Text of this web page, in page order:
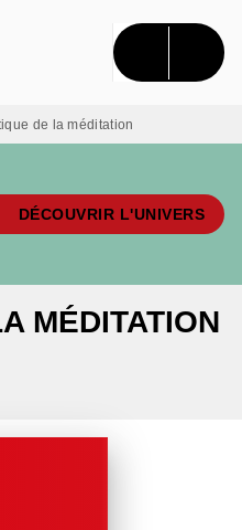
CONTENU
de la méditation
DÉCOUVRIR L'UNIVERS
MÉDITATION